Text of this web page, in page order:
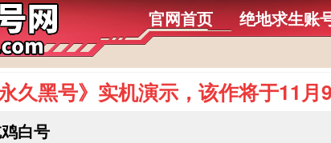
官网首页 绝地求生账
久黑号​》实机演示，该作将于11
白号